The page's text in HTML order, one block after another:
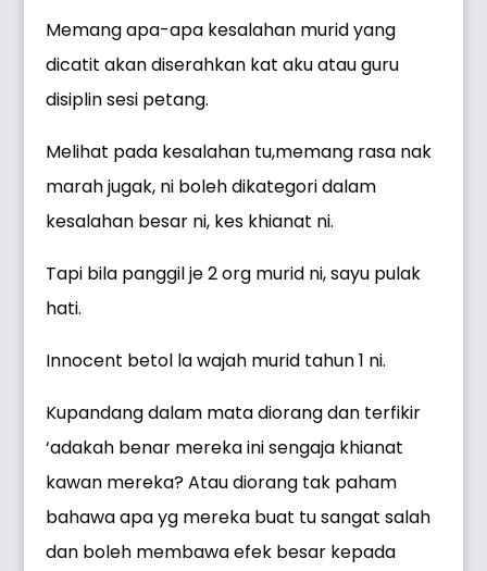
Memang apa-apa kesalahan murid yang
dicatit akan diserahkan kat aku atau guru
disiplin sesi petang.
Melihat pada kesalahan tu,memang rasa nak
marah jugak, ni boleh dikategori dalam
kesalahan besar ni, kes khianat ni.
Tapi bila panggil je 2 org murid ni, sayu pulak
hati.
Innocent betol la wajah murid tahun 1 ni.
Kupandang dalam mata diorang dan terfikir
‘adakah benar mereka ini sengaja khianat
kawan mereka? Atau diorang tak paham
bahawa apa yg mereka buat tu sangat salah
dan boleh membawa efek besar kepada